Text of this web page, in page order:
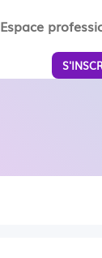
Espace